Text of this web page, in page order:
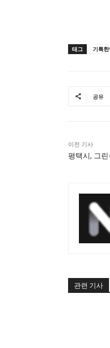
태그 기특
공유
이전 기사
평택시, 그
관련 기사